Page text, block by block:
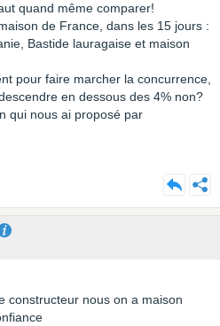
quand même comparer!
de France, dans les 15 jours :
Bastide lauragaise et maison
pour faire marcher la concurrence,
en dessous des 4% non?
qui nous ai proposé par
constructeur nous on a maison